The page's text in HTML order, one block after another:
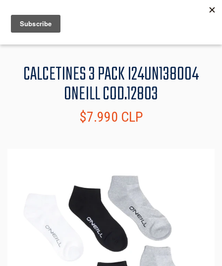
MENU
CALCETINES 3 PACK I24UN138004
ONEILL COD.12803
$7.990 CLP